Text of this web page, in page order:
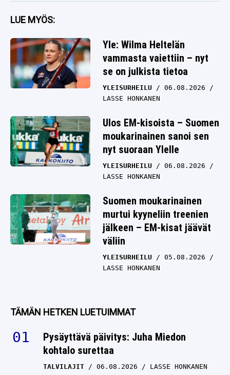
LUE MYÖS:
Yle: Wilma Heltelän
vammasta vaiettiin – nyt
se on julkista tietoa
YLEISURHEILU
06.08.2026
LASSE HONKANEN
Ulos EM-kisoista – Suomen
moukarinainen sanoi sen
nyt suoraan Ylelle
YLEISURHEILU
06.08.2026
LASSE HONKANEN
Suomen moukarinainen
murtui kyyneliin treenien
jälkeen – EM-kisat jäävät
väliin
YLEISURHEILU
05.08.2026
LASSE HONKANEN
TÄMÄN HETKEN LUETUIMMAT
Pysäyttävä päivitys: Juha Miedon
kohtalo surettaa
TALVILAJIT 06.08.2026 LASSE HONKANEN